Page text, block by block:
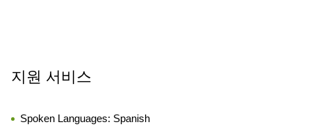
지원 서비스
Spoken Languages: Spanish